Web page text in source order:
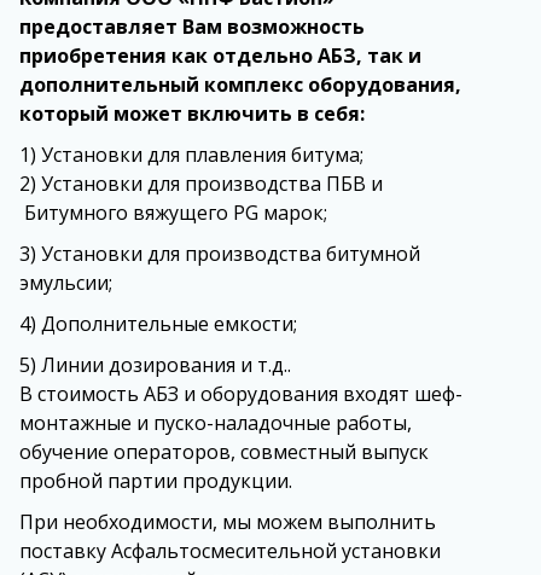
предоставляет Вам возможность
приобретения как отдельно АБЗ, так и
дополнительный комплекс оборудования,
который может включить в себя:
1) Установки для плавления битума;
2) Установки для производства ПБВ и
Битумного вяжущего PG марок;
3) Установки для производства битумной
эмульсии;
4) Дополнительные емкости;
5) Линии дозирования и т.д..
В стоимость АБЗ и оборудования входят шеф-
монтажные и пуско-наладочные работы,
обучение операторов, совместный выпуск
пробной партии продукции.
При необходимости, мы можем выполнить
поставку Асфальтосмесительной установки